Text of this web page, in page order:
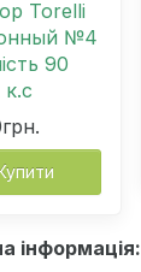
Torelli
№4
90
к.с
інформація: